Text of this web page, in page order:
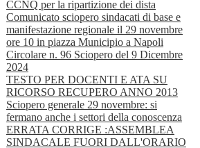
CCNQ per la ripartizione dei dista
Comunicato sciopero sindacati di base e
manifestazione regionale il 29 novembre
ore 10 in piazza Municipio a Napoli
Circolare n. 96 Sciopero del 9 Dicembre
2024
TESTO PER DOCENTI E ATA SU
RICORSO RECUPERO ANNO 2013
Sciopero generale 29 novembre: si
fermano anche i settori della conoscenza
ERRATA CORRIGE :ASSEMBLEA
SINDACALE FUORI DALL'ORARIO